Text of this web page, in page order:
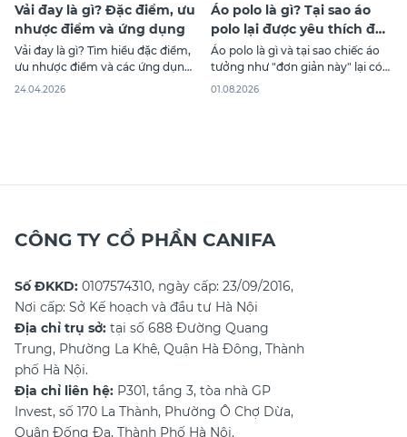
Vải đay là gì? Đặc điểm, ưu
nhược điểm và ứng dụng
Vải đay là gì? Tìm hiểu đặc điểm,
ưu nhược điểm và các ứng dụng
phổ biến của vải đay trong thời
24.04.2026
Áo polo là gì? Tại sao áo
polo lại được yêu thích đến
vậy?
Áo polo là gì và tại sao chiếc áo
tưởng như "đơn giản này" lại có
sức hút mạnh mẽ đến vậy?
01.08.2026
CÔNG TY CỔ PHẦN CANIFA
Số ĐKKD: 0107574310, ngày cấp: 23/09/2016,
Nơi cấp: Sở Kế hoạch và đầu tư Hà Nội
Địa chỉ trụ sở: tại số 688 Đường Quang
Trung, Phường La Khê, Quận Hà Đông, Thành
phố Hà Nội.
Địa chỉ liên hệ: P301, tầng 3, tòa nhà GP
Invest, số 170 La Thành, Phường Ô Chợ Dừa,
Quận Đống Đa, Thành Phố Hà Nội.